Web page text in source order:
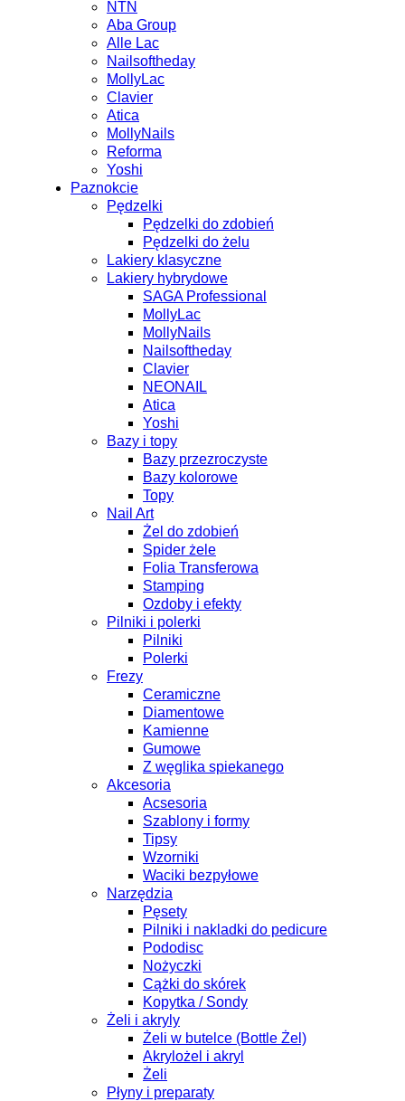
NTN
Aba Group
Alle Lac
Nailsoftheday
MollyLac
Clavier
Atica
MollyNails
Reforma
Yoshi
Paznokcie
Pędzelki
Pędzelki do zdobień
Pędzelki do żelu
Lakiery klasyczne
Lakiery hybrydowe
SAGA Professional
MollyLac
MollyNails
Nailsoftheday
Clavier
NEONAIL
Atica
Yoshi
Bazy i topy
Bazy przezroczyste
Bazy kolorowe
Topy
Nail Art
Żel do zdobień
Spider żele
Folia Transferowa
Stamping
Ozdoby i efekty
Pilniki i polerki
Pilniki
Polerki
Frezy
Ceramiczne
Diamentowe
Kamienne
Gumowe
Z węglika spiekanego
Akcesoria
Acsesoria
Szablony i formy
Tipsy
Wzorniki
Waciki bezpyłowe
Narzędzia
Pęsety
Pilniki i nakladki do pedicure
Pododisc
Nożyczki
Cążki do skórek
Kopytka / Sondy
Żeli i akryly
Żeli w butelce (Bottle Żel)
Akrylożel i akryl
Żeli
Płyny i preparaty